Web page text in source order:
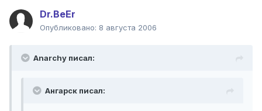
Dr.BeEr
Опубликовано: 8 августа 2006
Anarchy писал:
Ангарск писал: